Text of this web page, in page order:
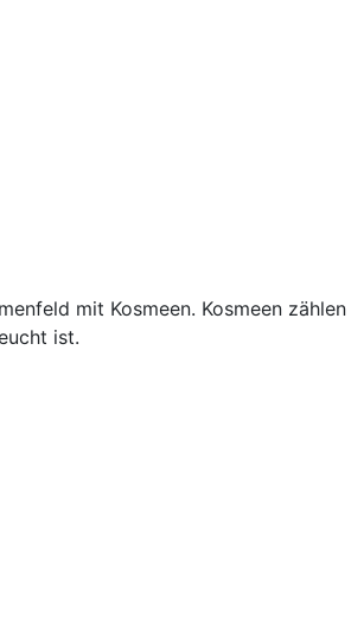
mit Kosmeen. Kosmeen
ist.